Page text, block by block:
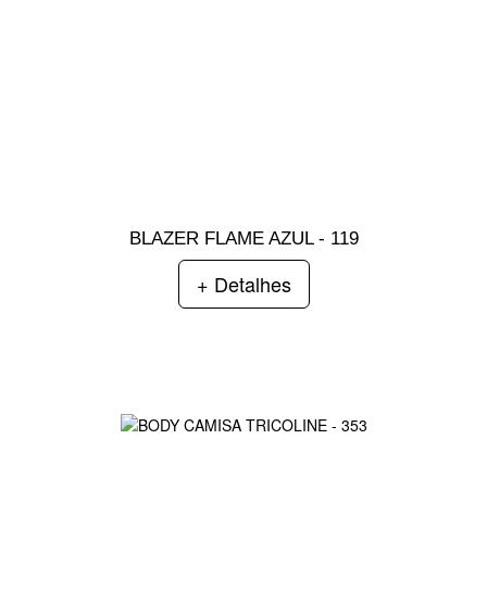
BLAZER FLAME AZUL - 119
+ Detalhes